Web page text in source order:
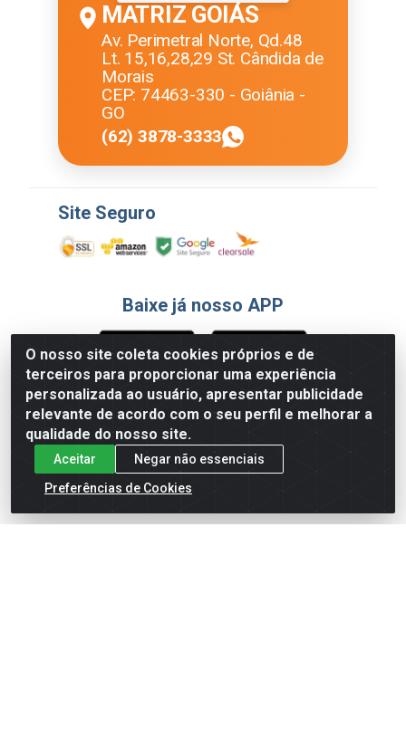
O nosso site coleta cookies próprios e de
terceiros para proporcionar uma experiência
personalizada ao usuário, apresentar publicidade
relevante de acordo com o seu perfil e melhorar a
qualidade do nosso site.
Aceitar
Negar não essenciais
Preferências de Cookies
MATRIZ GOIÁS
Av. Perimetral Norte, Qd.48
Lt. 15,16,28,29 St. Cândida de
Morais
CEP: 74463-330 - Goiânia -
GO
(62) 3878-3333
Site Seguro
Baixe já nosso APP
Formas de Pagamento